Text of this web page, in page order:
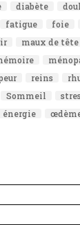
diabète
fatigue foie
maux de tête
reins
Sommeil
énergie